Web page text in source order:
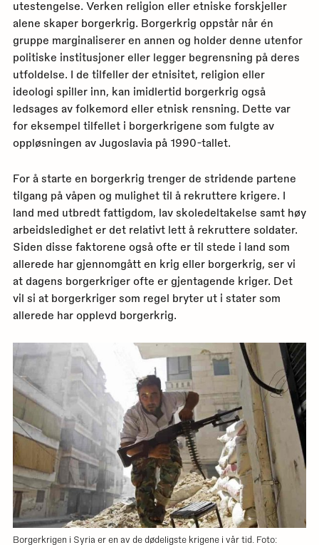
utestengelse. Verken religion eller etniske forskjeller
alene skaper borgerkrig. Borgerkrig oppstår når én
gruppe marginaliserer en annen og holder denne utenfor
politiske institusjoner eller legger begrensning på deres
utfoldelse. I de tilfeller der etnisitet, religion eller
ideologi spiller inn, kan imidlertid borgerkrig også
ledsages av folkemord eller etnisk rensning. Dette var
for eksempel tilfellet i borgerkrigene som fulgte av
oppløsningen av Jugoslavia på 1990-tallet.
For å starte en borgerkrig trenger de stridende partene
tilgang på våpen og mulighet til å rekruttere krigere. I
land med utbredt fattigdom, lav skoledeltakelse samt høy
arbeidsledighet er det relativt lett å rekruttere soldater.
Siden disse faktorene også ofte er til stede i land som
allerede har gjennomgått en krig eller borgerkrig, ser vi
at dagens borgerkriger ofte er gjentagende kriger. Det
vil si at borgerkriger som regel bryter ut i stater som
allerede har opplevd borgerkrig.
Borgerkrigen i Syria er en av de dødeligste krigene i vår tid. Foto: